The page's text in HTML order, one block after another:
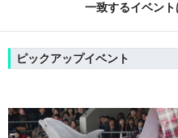
一致するイベン
ピックアップイベント